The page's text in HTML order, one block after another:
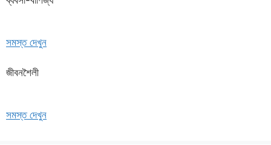
সমস্ত দেখুন
জীবনশৈলী
সমস্ত দেখুন